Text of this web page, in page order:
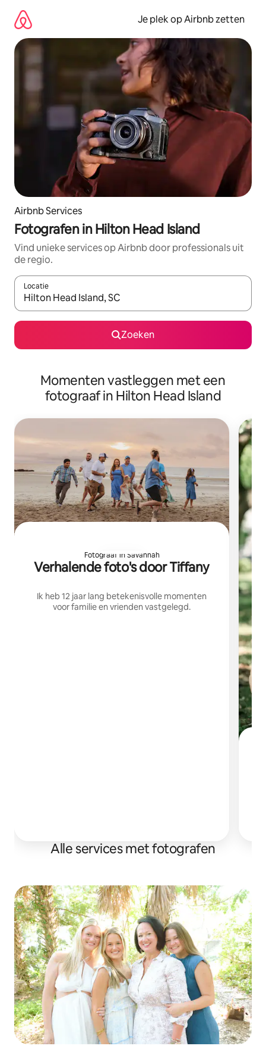
direct
naar
inhoud
Je plek op Airbnb zetten
Airbnb Services
Fotografen in Hilton Head Island
Vind unieke services op Airbnb door professionals uit
de regio.
Locatie
Wanneer er resultaten beschikbaar zijn, maak je een keuze
Zoeken
Momenten vastleggen met een
fotograaf in Hilton Head Island
Fotograaf in Savannah
Verhalende foto's door Tiffany
Ik heb 12 jaar lang betekenisvolle momenten
voor familie en vrienden vastgelegd.
Alle services met fotografen